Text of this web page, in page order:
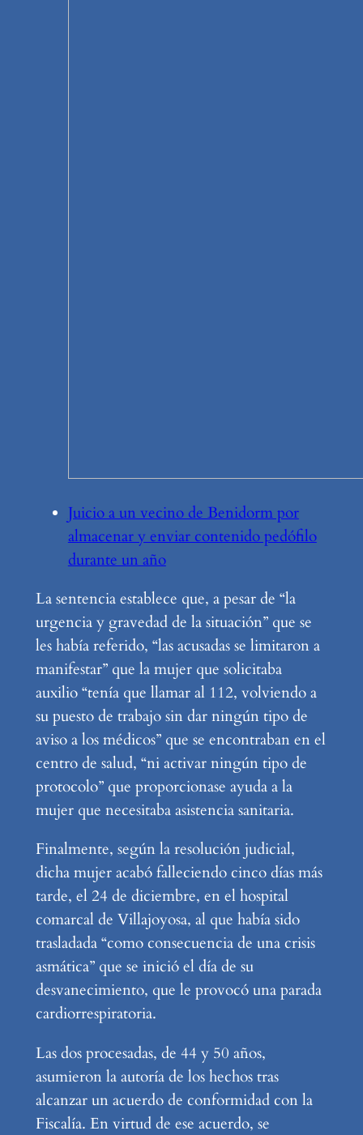
Juicio a un vecino de Benidorm por
almacenar y enviar contenido pedófilo
durante un año
La sentencia establece que, a pesar de “la
urgencia y gravedad de la situación” que se
les había referido, “las acusadas se limitaron a
manifestar” que la mujer que solicitaba
auxilio “tenía que llamar al 112, volviendo a
su puesto de trabajo sin dar ningún tipo de
aviso a los médicos” que se encontraban en el
centro de salud, “ni activar ningún tipo de
protocolo” que proporcionase ayuda a la
mujer que necesitaba asistencia sanitaria.
Finalmente, según la resolución judicial,
dicha mujer acabó falleciendo cinco días más
tarde, el 24 de diciembre, en el hospital
comarcal de Villajoyosa, al que había sido
trasladada “como consecuencia de una crisis
asmática” que se inició el día de su
desvanecimiento, que le provocó una parada
cardiorrespiratoria.
Las dos procesadas, de 44 y 50 años,
asumieron la autoría de los hechos tras
alcanzar un acuerdo de conformidad con la
Fiscalía. En virtud de ese acuerdo, se